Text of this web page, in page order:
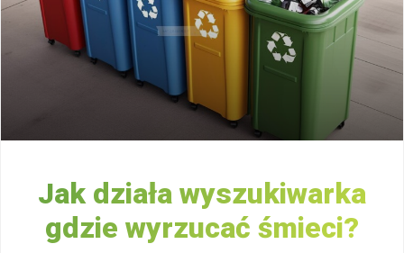
Jak działa wyszukiwarka
gdzie wyrzucać śmieci?